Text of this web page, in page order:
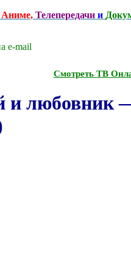
Аниме, Телепередачи и
e-mаil
Смотреть ТВ
любовник